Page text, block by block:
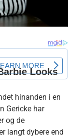
hinanden i en
Gericke har
og de
langt dybere end